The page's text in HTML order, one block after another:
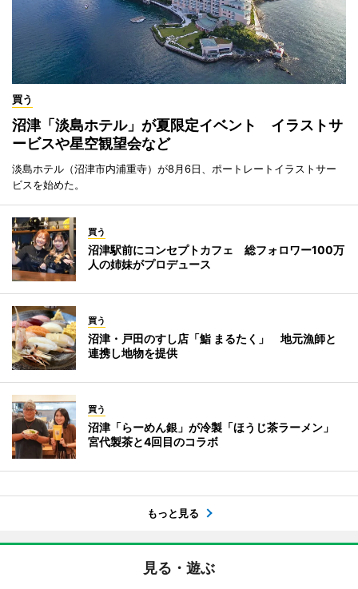
買う
沼津「淡島ホテル」が夏限定イベント イラストサ
ービスや星空観望会など
淡島ホテル（沼津市内浦重寺）が8月6日、ポートレートイラストサー
ビスを始めた。
買う
沼津駅前にコンセプトカフェ 総フォロワー100万
人の姉妹がプロデュース
買う
沼津・戸田のすし店「鮨 まるたく」 地元漁師と
連携し地物を提供
買う
沼津「らーめん銀」が冷製「ほうじ茶ラーメン」
宮代製茶と4回目のコラボ
もっと見る
見る・遊ぶ